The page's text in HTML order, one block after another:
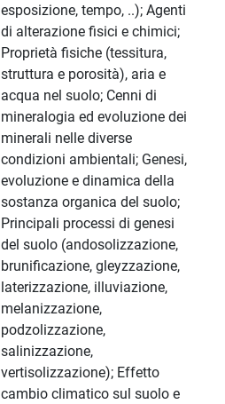
esposizione, tempo, ..); Agenti
di alterazione fisici e chimici;
Proprietà fisiche (tessitura,
struttura e porosità), aria e
acqua nel suolo; Cenni di
mineralogia ed evoluzione dei
minerali nelle diverse
condizioni ambientali; Genesi,
evoluzione e dinamica della
sostanza organica del suolo;
Principali processi di genesi
del suolo (andosolizzazione,
brunificazione, gleyzzazione,
laterizzazione, illuviazione,
melanizzazione,
podzolizzazione,
salinizzazione,
vertisolizzazione); Effetto
cambio climatico sul suolo e